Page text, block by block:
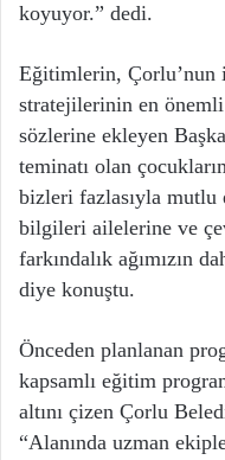
koyuyor.” dedi.
Eğitimlerin,
stratejilerinin en
sözlerine ekleyen
teminatı olan
bizleri fazlasıyla mutlu
bilgileri ailelerine ve
farkındalık ağımızın
diye konuştu.
Önceden planlanan
kapsamlı eğitim
altını çizen Çorlu
“Alanında uzman